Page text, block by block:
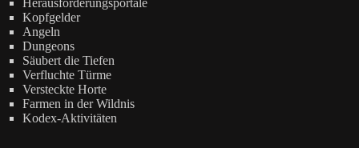
Herausforderungsportale
Kopfgelder
Angeln
Dungeons
Säubert die Tiefen
Verfluchte Türme
Versteckte Horte
Farmen in der Wildnis
Kodex-Aktivitäten